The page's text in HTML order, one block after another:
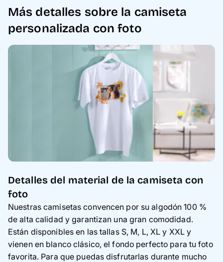
Más detalles sobre la camiseta
personalizada con foto
Detalles del material de la camiseta con
foto
Nuestras camisetas convencen por su algodón 100 %
de alta calidad y garantizan una gran comodidad.
Están disponibles en las tallas S, M, L, XL y XXL y
vienen en blanco clásico, el fondo perfecto para tu foto
favorita. Para que puedas disfrutarlas durante mucho